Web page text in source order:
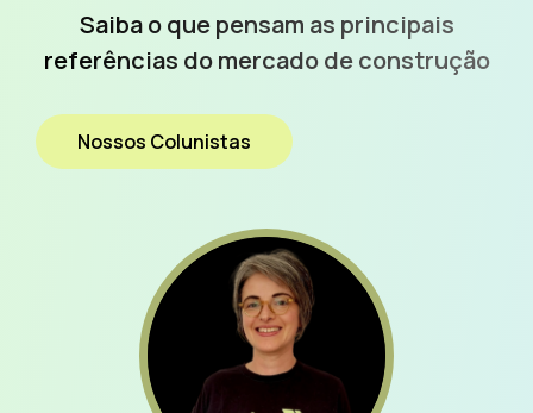
Saiba o que pensam as principais
referências domercado de construção
Nossos Colunistas